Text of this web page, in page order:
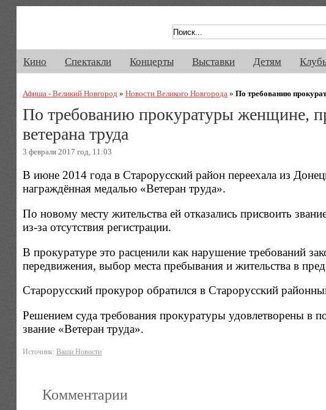
Кино Спектакли Концерты Выставки Детям
Афиша - Великий Новгород » Новости Великого Новгорода » По требованию
По требованию прокуратуры женщине,
ветерана труда
3 февраля 2017 год, 11:03
В июне 2014 года в Старорусский район переехала из
награждённая медалью «Ветеран труда».
По новому месту жительства ей отказались присвоить
из-за отсутствия регистрации.
В прокуратуре это расценили как нарушение требований
передвижения, выбор места пребывания и жительства в
Старорусский прокурор обратился в Старорусский
Решением суда требования прокуратуры удовлетворены в
звание «Ветеран труда».
Источник: Ваши Новости
Комментарии